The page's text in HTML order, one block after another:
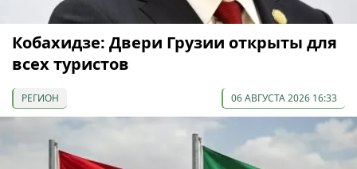
Кобахидзе: Двери Грузии открыты для
всех туристов
РЕГИОН 06 АВГУСТА 2026 16:33